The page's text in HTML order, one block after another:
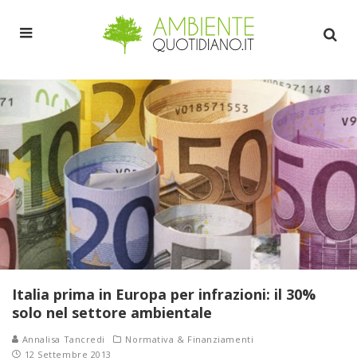
Italia prima in Europa per infrazioni: il 30%
solo nel settore ambientale
Annalisa Tancredi
Normativa & Finanziamenti
12 Settembre 2013